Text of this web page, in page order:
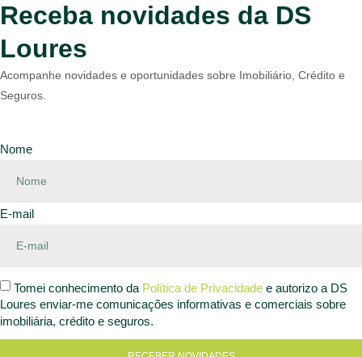
Receba novidades da DS
Loures
Acompanhe novidades e oportunidades sobre Imobiliário, Crédito e
Seguros.
Nome
E-mail
Tomei conhecimento da Política de Privacidade e autorizo a DS
Loures enviar-me comunicações informativas e comerciais sobre
imobiliária, crédito e seguros.